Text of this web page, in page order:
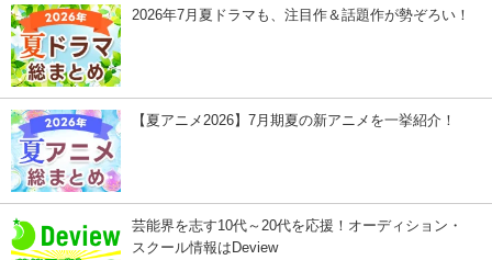
2026年7月夏ドラマも、注目作＆話題作が勢ぞろい！
【夏アニメ2026】7月期夏の新アニメを一挙紹介！
芸能界を志す10代～20代を応援！オーディション・
スクール情報はDeview